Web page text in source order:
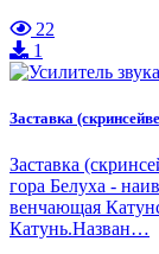
22
1
Заставка
Заставка
гора Белуха -
венчающая
Катунь.Назван…